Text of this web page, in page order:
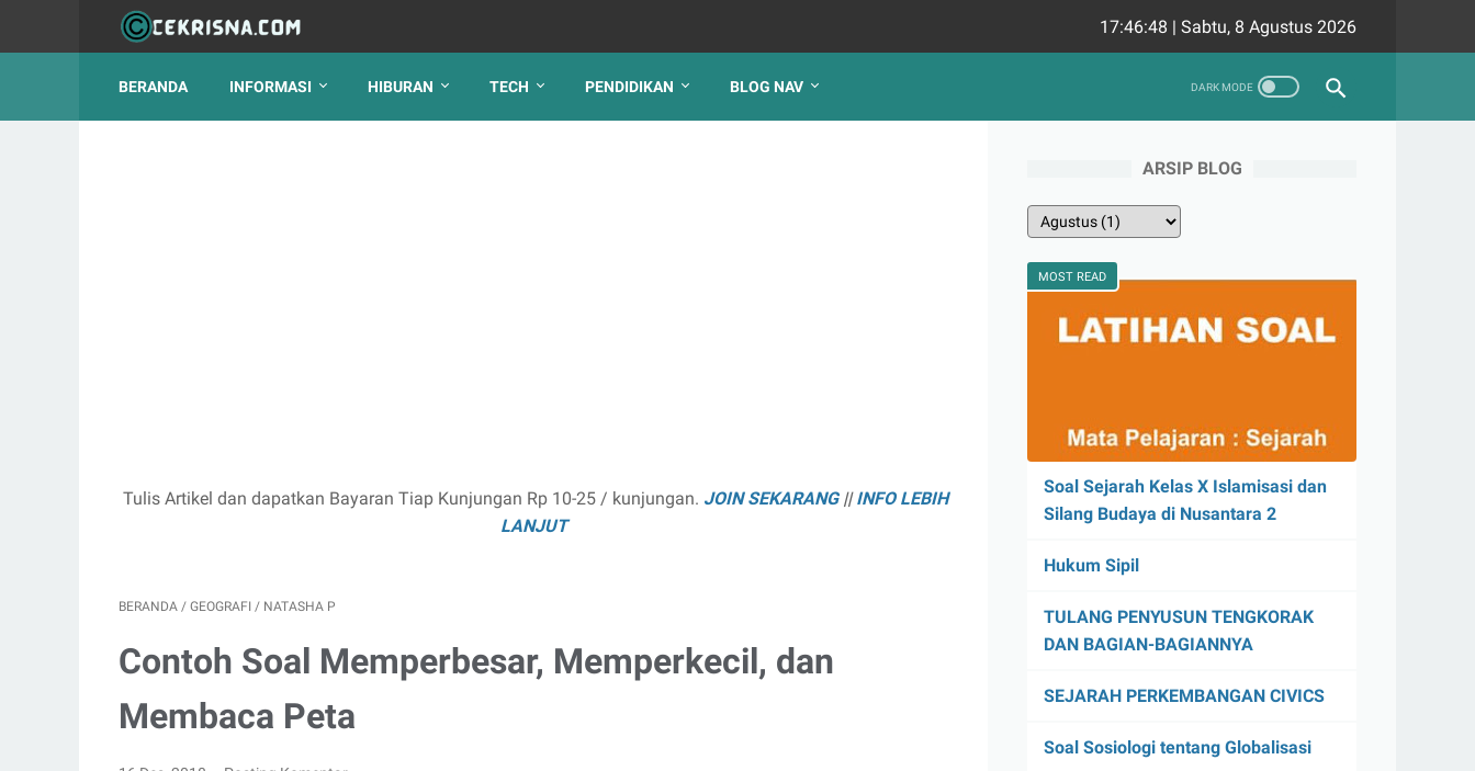
17:46:49 | Sabtu, 8 Agustus 2026
BERANDA INFORMASI HIBURAN TECH PENDIDIKAN BLOG NAV
Tulis Artikel dan dapatkan Bayaran Tiap Kunjungan Rp 10-25 / kunjungan. JOIN SEKARANG||INFO LEBIH
LANJUT
BERANDA / GEOGRAFI / NATASHA P
Contoh Soal Memperbesar, Memperkecil, dan
Membaca Peta
ARSIP BLOG
MOST READ
Soal Sejarah Kelas X Islamisasi dan
Silang Budaya di Nusantara 2
Hukum Sipil
TULANG PENYUSUN TENGKORAK
DAN BAGIAN-BAGIANNYA
SEJARAH PERKEMBANGAN CIVICS
Soal Sosiologi tentang Globalisasi